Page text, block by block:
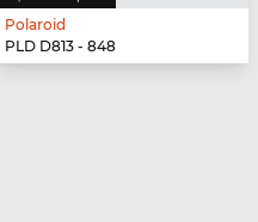
Polaroid
PLD D813 - 848